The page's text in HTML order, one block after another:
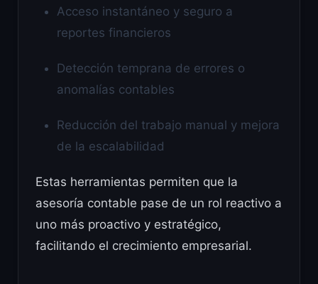
Acceso instantáneo y seguro a
reportes financieros
Detección temprana de errores o
anomalías contables
Reducción del trabajo manual y mejora
de la escalabilidad
Estas herramientas permiten que la
asesoría contable pase de un rol reactivo a
uno más proactivo y estratégico,
facilitando el crecimiento empresarial.